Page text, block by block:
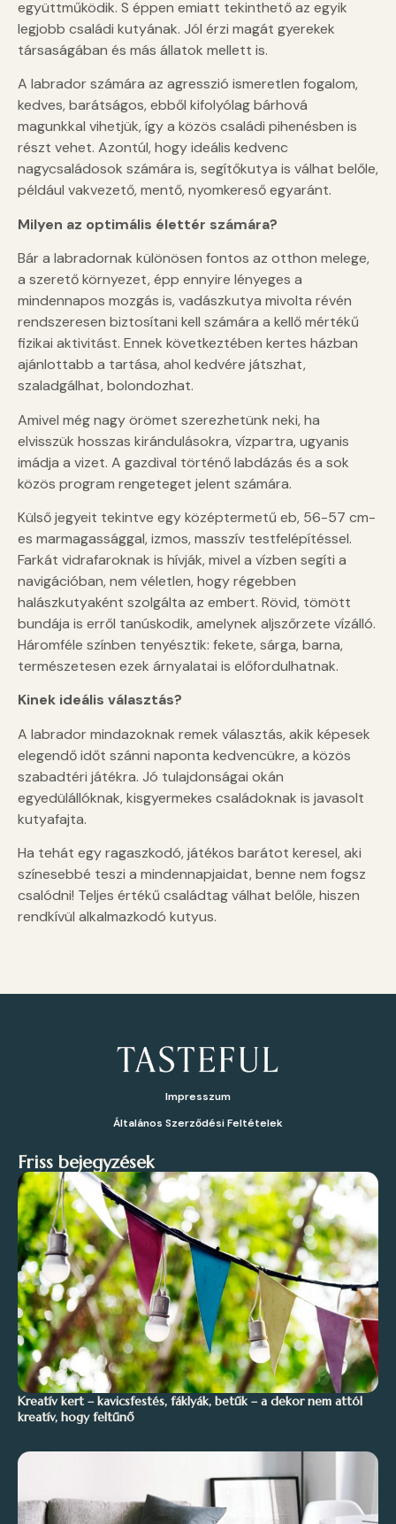
együttműködik. S éppen emiatt tekinthető az egyik
legjobb családi kutyának. Jól érzi magát gyerekek
társaságában és más állatok mellett is.
A labrador számára az agresszió ismeretlen fogalom,
kedves, barátságos, ebből kifolyólag bárhová
magunkkal vihetjük, így a közös családi pihenésben is
részt vehet. Azontúl, hogy ideális kedvenc
nagycsaládosok számára is, segítőkutya is válhat belőle,
például vakvezető, mentő, nyomkereső egyaránt.
Milyen az optimális élettér számára?
Bár a labradornak különösen fontos az otthon melege,
a szerető környezet, épp ennyire lényeges a
mindennapos mozgás is, vadászkutya mivolta révén
rendszeresen biztosítani kell számára a kellő mértékű
fizikai aktivitást. Ennek következtében kertes házban
ajánlottabb a tartása, ahol kedvére játszhat,
szaladgálhat, bolondozhat.
Amivel még nagy örömet szerezhetünk neki, ha
elvisszük hosszas kirándulásokra, vízpartra, ugyanis
imádja a vizet. A gazdival történő labdázás és a sok
közös program rengeteget jelent számára.
Külső jegyeit tekintve egy középtermetű eb, 56-57 cm-
es marmagassággal, izmos, masszív testfelépítéssel.
Farkát vidrafaroknak is hívják, mivel a vízben segíti a
navigációban, nem véletlen, hogy régebben
halászkutyaként szolgálta az embert. Rövid, tömött
bundája is erről tanúskodik, amelynek aljszőrzete vízálló.
Háromféle színben tenyésztik: fekete, sárga, barna,
természetesen ezek árnyalatai is előfordulhatnak.
Kinek ideális választás?
A labrador mindazoknak remek választás, akik képesek
elegendő időt szánni naponta kedvencükre, a közös
szabadtéri játékra. Jó tulajdonságai okán
egyedülállóknak, kisgyermekes családoknak is javasolt
kutyafajta.
Ha tehát egy ragaszkodó, játékos barátot keresel, aki
színesebbé teszi a mindennapjaidat, benne nem fogsz
csalódni! Teljes értékű családtag válhat belőle, hiszen
rendkívül alkalmazkodó kutyus.
Impresszum
Általános Szerződési Feltételek
Friss bejegyzések
Kreatív kert – kavicsfestés, fáklyák, betűk – a dekor nem attól
kreatív, hogy feltűnő